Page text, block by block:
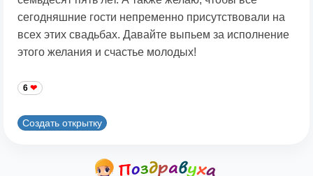
сегодняшние гости непременно присутствовали на
всех этих свадьбах. Давайте выпьем за исполнение
этого желания и счастье молодых!
6
Создать открытку